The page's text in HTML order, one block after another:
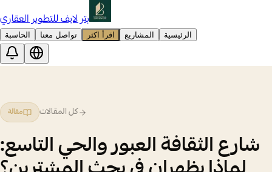
بتر لايف للتطوير العقاري
الرئيسية المشاريع اقرأ اكثر تواصل معنا الحاسبة
كل المقالات مقالة
شارع الثقافة العبور والحي التاسع: